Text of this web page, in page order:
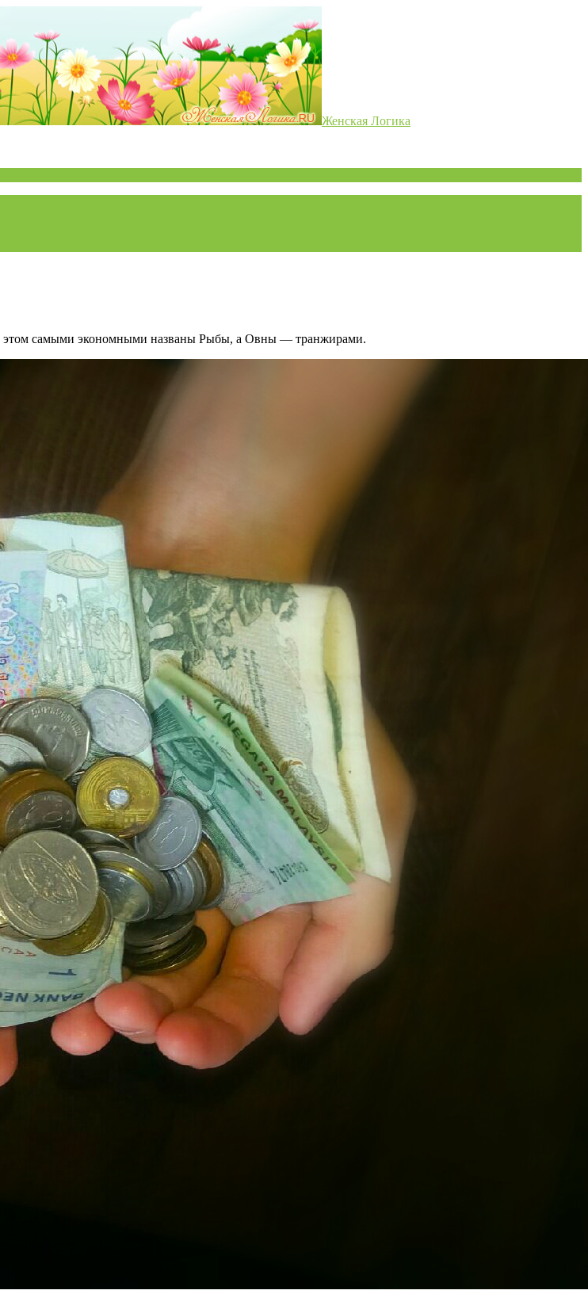
Женская Логика
этом самыми экономными названы Рыбы, а Овны — транжирами.